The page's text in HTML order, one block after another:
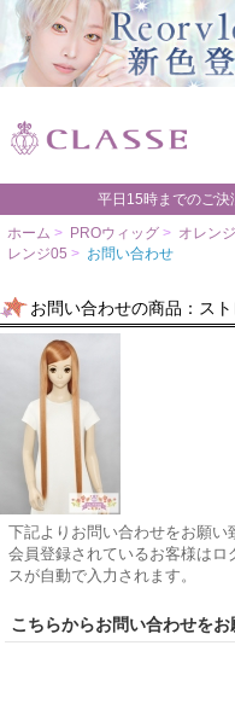
平日15時までのご決
ホーム > PROウィッグ > オレン
レンジ05 > お問い合わせ
お問い合わせの商品：ス
下記よりお問い合わせをお願い
会員登録されているお客様は
スが自動で入力されます。
こちらからお問い合わせをお